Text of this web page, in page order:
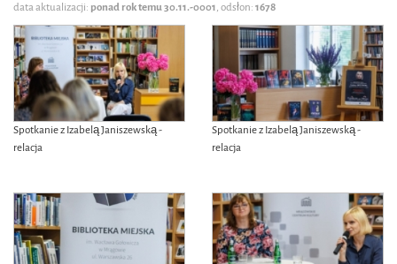
data aktualizacji: ponad rok temu 30.11.-0001, odsłon: 1678
Spotkanie z Izabelą Janiszewską -
relacja
Spotkanie z Izabelą Janiszewską -
relacja